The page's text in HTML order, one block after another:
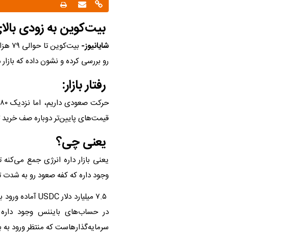
بیت‌کوین به زودی بالای ۸۰ هزار
شایانیوز-
رو بررسی کرده و نشون داده که
رفتار بازار:
قیمت‌های پایین‌تر دوباره صف
یعنی چی؟
یعنی بازار داره انرژی جمع
وجود داره که کفه صعود رو به شدت
در حساب‌های بایننس وجود
سرمایه‌گذارهاست که منتظر ورود